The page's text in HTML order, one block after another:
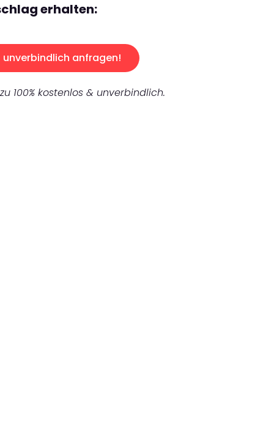
erhalten:
unverbindlich anfragen!
100% kostenlos & unverbindlich.